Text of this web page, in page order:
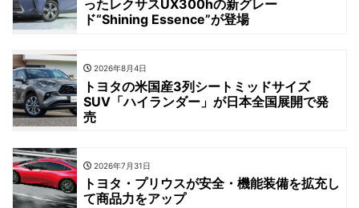
ったレクサスUX300hの新グレー
ド“Shining Essence”が登場
2026年8月4日
トヨタの米国産3列シートミッドサイズ
SUV「ハイランダー」が日本全国展開で発
売
2026年7月31日
トヨタ・プリウスが安全・機能装備を拡充し
て商品力をアップ